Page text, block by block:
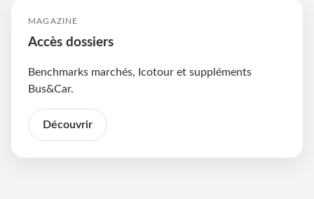
MAGAZINE
Accès dossiers
Benchmarks marchés, Icotour et suppléments
Bus&Car.
Découvrir